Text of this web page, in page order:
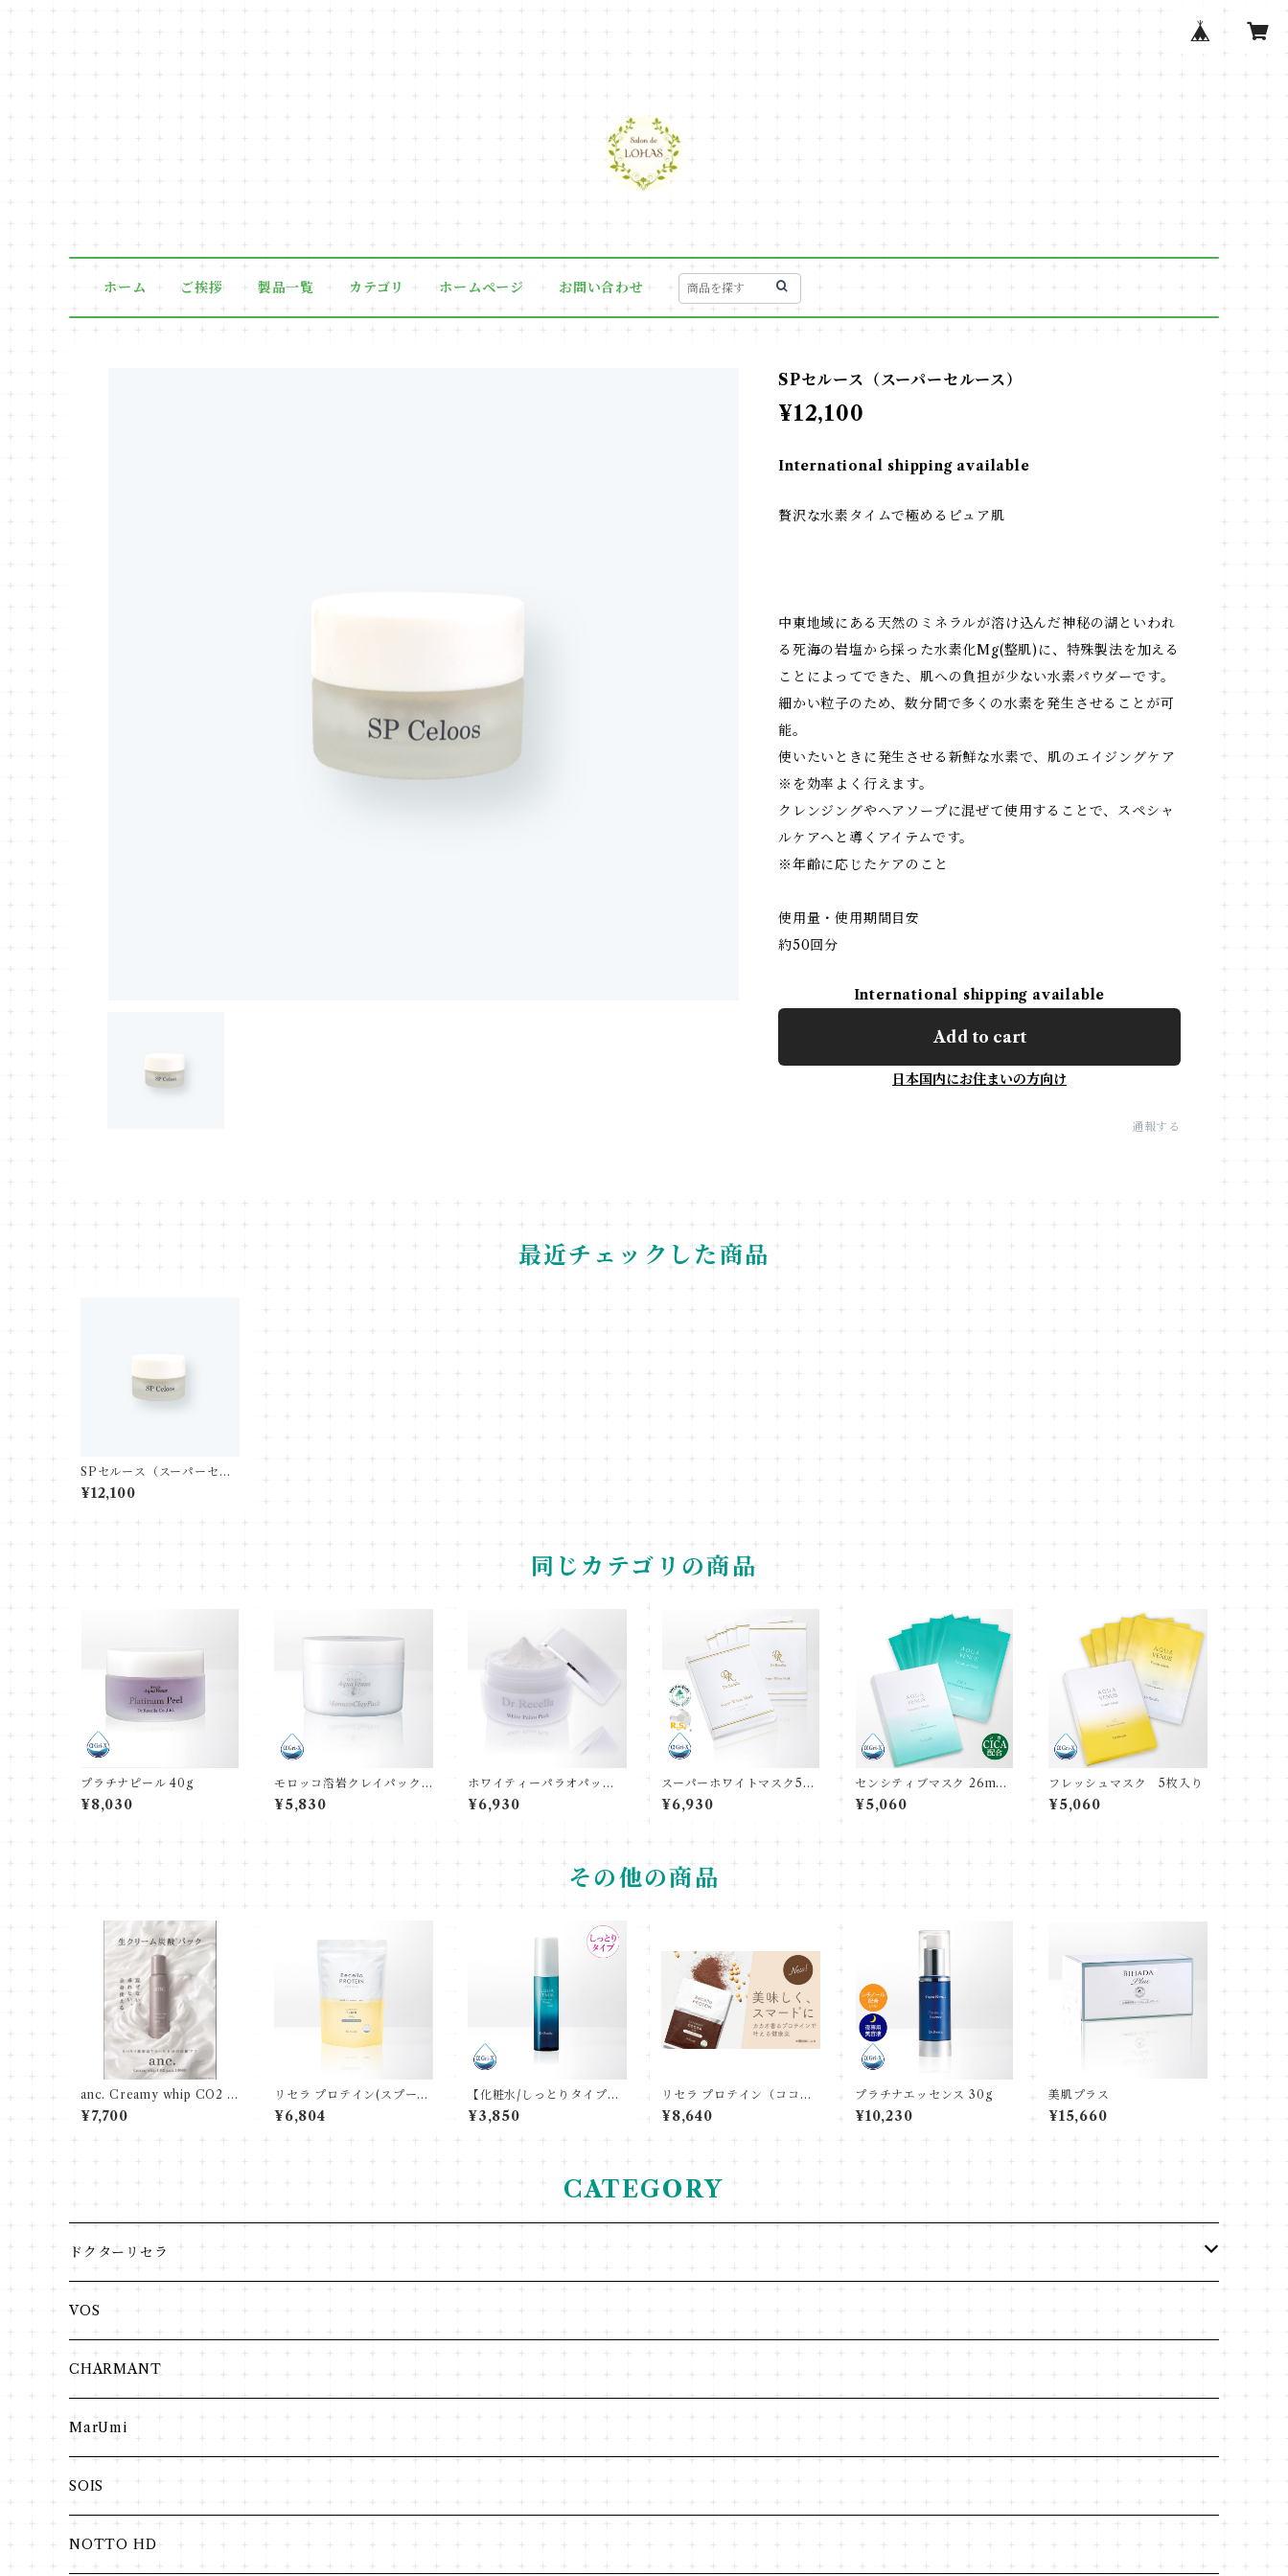
ホーム ご挨拶 製品一覧 カテゴリ ホームページ お問い合わせ
SPセルース（スーパーセルース）
¥12,100
International shipping available
贅沢な水素タイムで極めるピュア肌
中東地域にある天然のミネラルが溶け込んだ神秘の湖といわれ
る死海の岩塩から採った水素化Mg(整肌)に、特殊製法を加える
ことによってできた、肌への負担が少ない水素パウダーです。
細かい粒子のため、数分間で多くの水素を発生させることが可
能。
使いたいときに発生させる新鮮な水素で、肌のエイジングケア
※を効率よく行えます。
クレンジングやヘアソープに混ぜて使用することで、スペシャ
ルケアへと導くアイテムです。
※年齢に応じたケアのこと
使用量・使用期間目安
約50回分
International shipping available
Add to cart
日本国内にお住まいの方向け
通報する
最近チェックした商品
SPセルース（スーパーセル
ース）
¥12,100
同じカテゴリの商品
プラチナピール 40g
¥8,030
モロッコ溶岩クレイパック 1
50g
¥5,830
ホワイティーパラオパッ
ク 90g
¥6,930
スーパーホワイトマスク5枚
入
¥6,930
センシティブマスク 26mL
5枚入
¥5,060
フレッシュマスク 5枚入り
¥5,060
その他の商品
anc. Creamy whip CO2 p
ack 10000
¥7,700
リセラ プロテイン(スプーン
付き)
¥6,804
【化粧水/しっとりタイプ】
ピュアモイスチャーウォー
ターヴェール 60mL
¥3,850
リセラ プロテイン（ココア
味）
¥8,640
プラチナエッセンス 30g
¥10,230
美肌プラス
¥15,660
CATEGORY
ドクターリセラ
アクアヴィーナス
クレンジング・洗顔
化粧水
日焼け止め
インナーケア
VIPLANTE
リキッド
パウダー
ヘア・ボディ
VOS
CHARMANT
MarUmi
SOIS
NOTTO HD